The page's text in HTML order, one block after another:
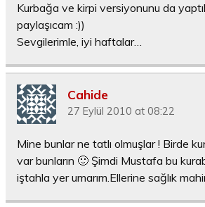
Kurbağa ve kirpi versiyonunu da
paylaşıcam :))
Sevgilerimle, iyi haftalar…
Cahide
27 Eylül 2010 at 08:22
Mine bunlar ne tatlı olmuşlar ! Birde
var bunların 🙂 Şimdi Mustafa bu
iştahla yer umarım.Ellerine sağlık